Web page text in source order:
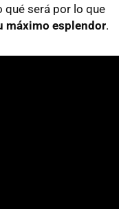
qué será por lo que
máximo esplendor.